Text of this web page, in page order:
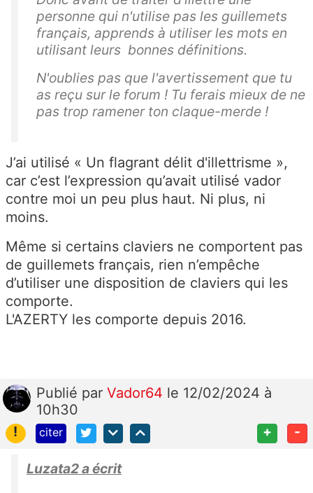
personne qui n'utilise pas les guillemets
français, apprends à utiliser les mots en
utilisant leurs bonnes définitions.
N'oublies pas que l'avertissement que tu
as reçu sur le forum ! Tu ferais mieux de ne
pas trop ramener ton claque-merde !
J’ai utilisé « Un flagrant délit d'illettrisme »,
car c’est l’expression qu’avait utilisé vador
contre moi un peu plus haut. Ni plus, ni
moins.
Même si certains claviers ne comportent pas
de guillemets français, rien n’empêche
d’utiliser une disposition de claviers qui les
comporte.
L'AZERTY les comporte depuis 2016.
Publié par Vador64 le 12/02/2024 à
10h30
!
citer + -
Luzata2 a écrit